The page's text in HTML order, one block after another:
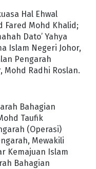
Hal Ehwal
Fared Mohd Khalid;
Dato’ Yahya
Islam Negeri Johor,
Pengarah
Mohd Radhi Roslan.
Bahagian
Taufik
(Operasi)
Mewakili
Kemajuan Islam
Bahagian